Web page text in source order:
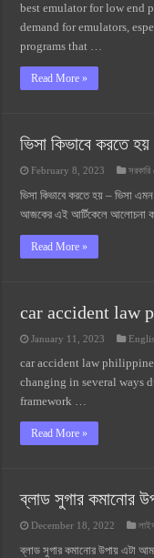
best emulator for low end
demand for emulators,
programs that …
Read More »
ভিসা কিভাবে করতে হয়
February 8, 2023 সরকারি
ভিসা কিভাবে করতে হয় – ভিসা
আজকের এই আর্টিকেলে আলোচনা
Read More »
car accident law
January 11, 2023
car accident law
changing in several ways
framework …
Read More »
ব্লাড সুগার কমানোর
December 18, 2022
ব্লাড সুগার কমানোর উপায় এটা